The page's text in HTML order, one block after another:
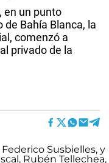
en un punto
Bahía Blanca, la
comenzó a
privado de la